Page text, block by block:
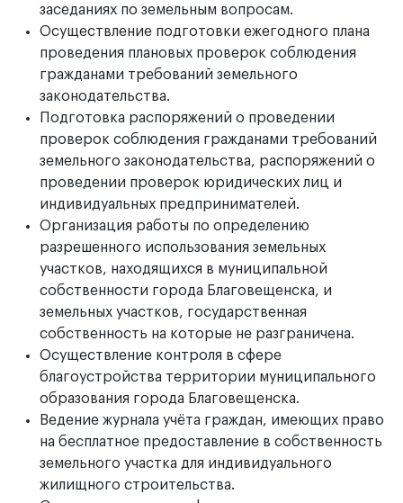
заседаниях по земельным вопросам.
Осуществление подготовки ежегодного плана
проведения плановых проверок соблюдения
гражданами требований земельного
законодательства.
Подготовка распоряжений о проведении
проверок соблюдения гражданами требований
земельного законодательства, распоряжений о
проведении проверок юридических лиц и
индивидуальных предпринимателей.
Организация работы по определению
разрешенного использования земельных
участков, находящихся в муниципальной
собственности города Благовещенска, и
земельных участков, государственная
собственность на которые не разграничена.
Осуществление контроля в сфере
благоустройства территории муниципального
образования города Благовещенска.
Ведение журнала учёта граждан, имеющих право
на бесплатное предоставление в собственность
земельного участка для индивидуального
жилищного строительства.